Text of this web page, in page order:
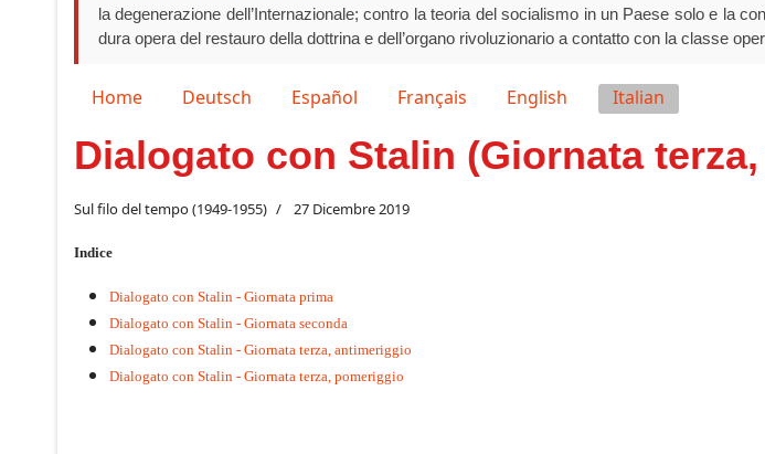
la degenerazione dell’Internazionale; contro la teoria del socialismo in un Paese solo e la
dura opera del restauro della dottrina e dell’organo rivoluzionario a contatto con la classe
Seleziona la tua lingua
Home Deutsch Español Français English Italian
Dialogato con Stalin (Giornata
Sul filo del tempo (1949-1955) 27 Dicembre 2019
Indice
Dialogato con Stalin - Giornata prima
Dialogato con Stalin - Giornata seconda
Dialogato con Stalin - Giornata terza, antimeriggio
Dialogato con Stalin - Giornata terza, pomeriggio